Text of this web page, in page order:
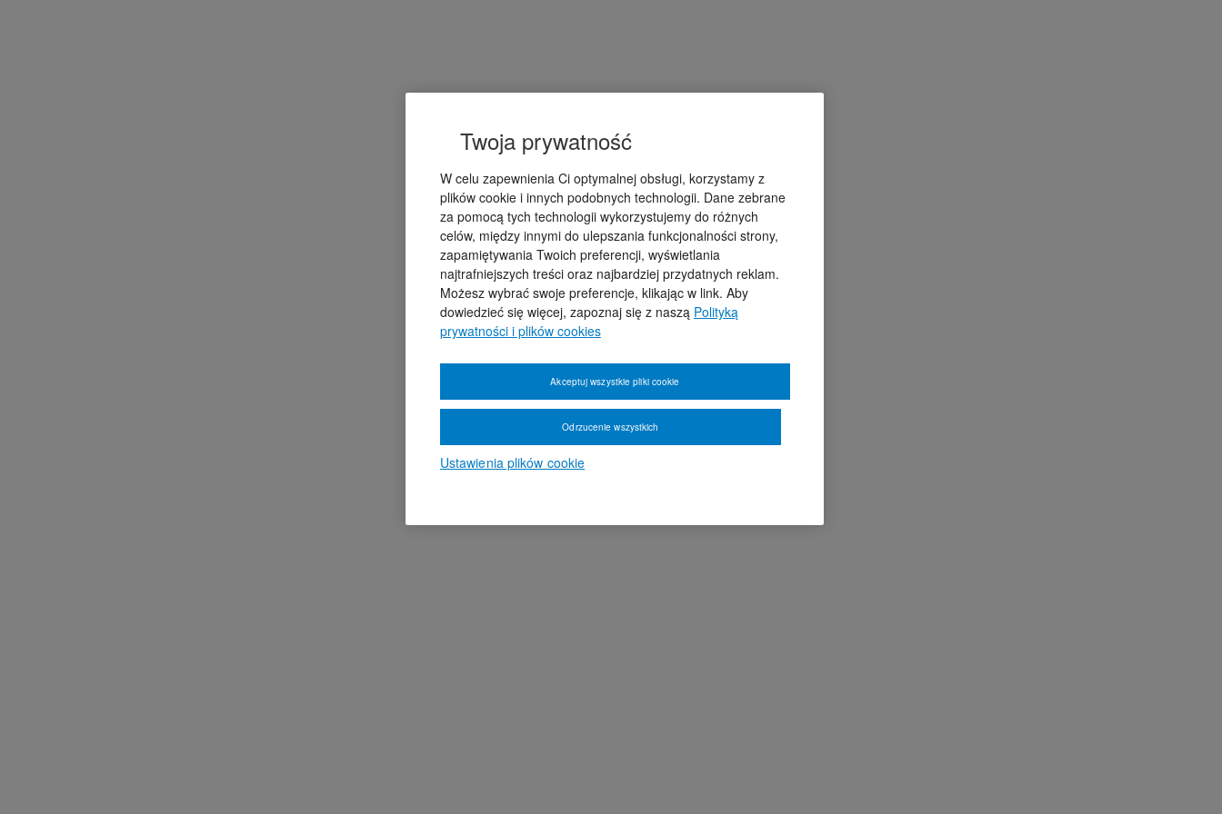
Twoja prywatność
W celu zapewnienia Ci optymalnej obsługi, korzystamy z
plików cookie i innych podobnych technologii. Dane zebrane
za pomocą tych technologii wykorzystujemy do różnych
celów, między innymi do ulepszania funkcjonalności strony,
zapamiętywania Twoich preferencji, wyświetlania
najtrafniejszych treści oraz najbardziej przydatnych reklam.
Możesz wybrać swoje preferencje, klikając w link. Aby
dowiedzieć się więcej, zapoznaj się z naszą Polityką
prywatności i plików cookies
Ustawienia plików cookie
Odrzucenie wszystkich
Akceptuj wszystkie pliki cookie